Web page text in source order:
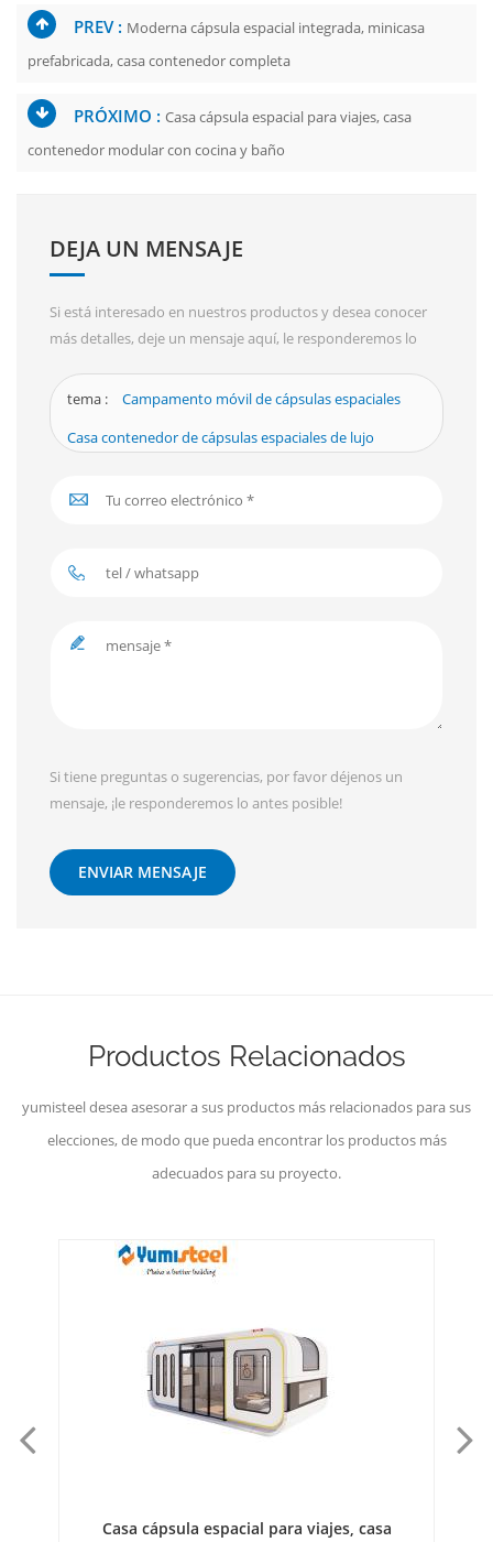
PREV : Moderna cápsula espacial integrada, minicasa
prefabricada, casa contenedor completa
PRÓXIMO : Casa cápsula espacial para viajes, casa
contenedor modular con cocina y baño
DEJA UN MENSAJE
Si está interesado en nuestros productos y desea conocer
más detalles, deje un mensaje aquí, le responderemos lo
tema :
Campamento móvil de cápsulas espaciales
Casa contenedor de cápsulas espaciales de lujo
Si tiene preguntas o sugerencias, por favor déjenos un
mensaje, ¡le responderemos lo antes posible!
ENVIAR MENSAJE
Productos Relacionados
yumisteel desea asesorar a sus productos más relacionados para sus
elecciones, de modo que pueda encontrar los productos más
adecuados para su proyecto.
Moderna cápsula espacial integrada, minicasa